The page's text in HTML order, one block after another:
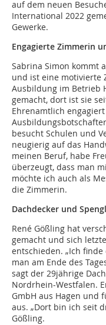
auf dem neuen
International 2022
Gewerke.
Engagierte Zimmerin
Sabrina Simon kommt
und ist eine motivierte
Ausbildung im Betrieb
gemacht, dort ist sie
Ehrenamtlich
besucht Schulen und
neugierig auf das
meinen Beruf, habe
überzeugt, dass man
möchte ich auch als
die Zimmerin.
Dachdecker und
René Gößling hat
gemacht und sich
entschieden. „Ich
man am Ende des
sagt der 29jährige
Nordrhein-Westfalen.
GmbH aus Hagen und
aus. „Dort bin ich seit
Gößling.